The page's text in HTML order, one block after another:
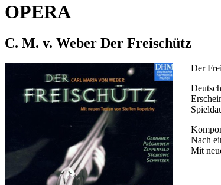
OPERA
C. M. v. Weber Der Freischütz
Der
Nach
Mit